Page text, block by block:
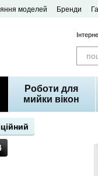
контенту
моделей Бренди
Роботи для
мийки вікон